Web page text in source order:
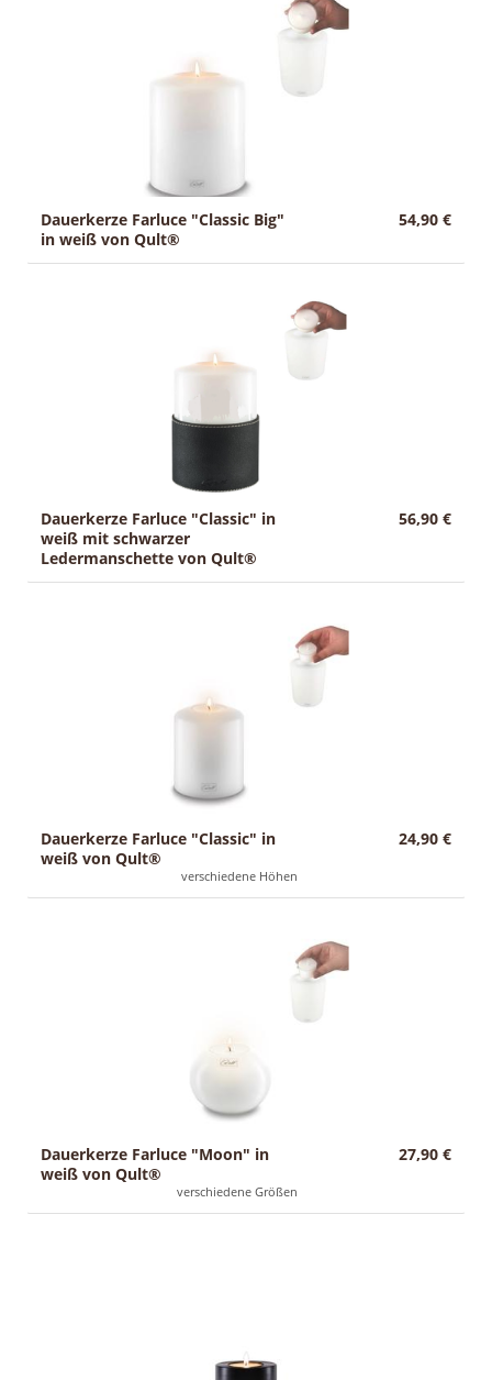
Dauerkerze Farluce "Classic Big"
in weiß von Qult®
54,90 €
Dauerkerze Farluce "Classic" in
weiß mit schwarzer
Ledermanschette von Qult®
56,90 €
Dauerkerze Farluce "Classic" in
weiß von Qult®
verschiedene Höhen
24,90 €
Dauerkerze Farluce "Moon" in
weiß von Qult®
verschiedene Größen
27,90 €